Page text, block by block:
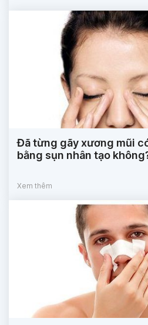
Đã từng gãy xương mũi
bằng sụn nhân tạo
Xem thêm